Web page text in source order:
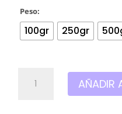
Peso:
100gr 250gr
AÑADIR